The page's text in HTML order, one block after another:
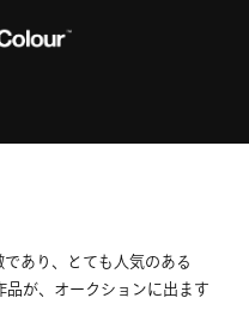
あり、とても人気のある
品が、オークションに出ます